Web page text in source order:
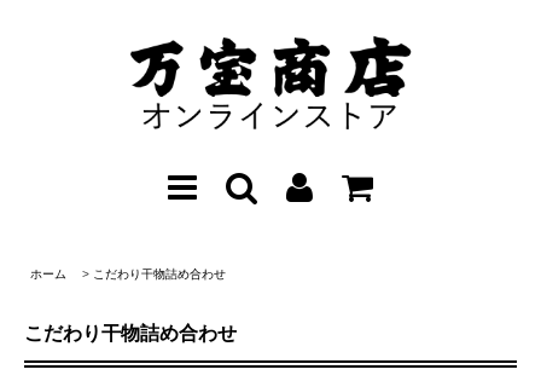
ホーム > こだわり干物詰め合わせ
こだわり干物詰め合わせ